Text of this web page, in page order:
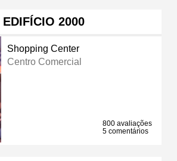
EDIFÍCIO 2000
Shopping Center
Centro Comercial
800 avaliações
5 comentários